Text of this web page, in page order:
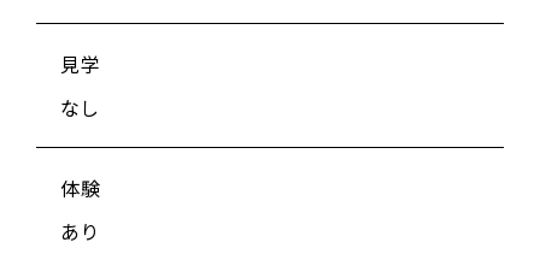
見学
なし
体験
あり